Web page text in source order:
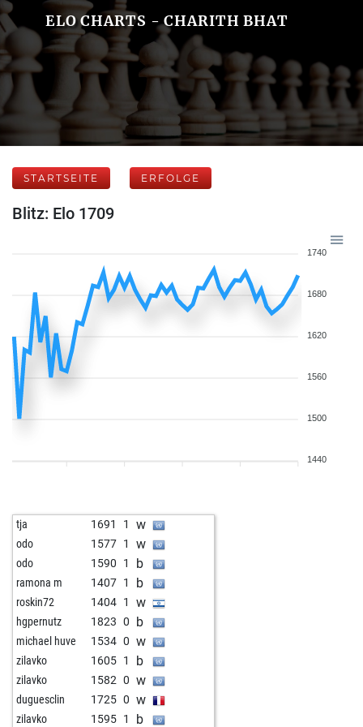
ELO CHARTS - CHARITH BHAT
STARTSEITE ERFOLGE
Blitz: Elo 1709
1740
1680
1620
1560
1500
1440
tja 1691 1 w
odo 1577 1 w
odo 1590 1 b
ramona m 1407 1 b
roskin72 1404 1 w
hgpernutz 1823 0 b
michael huve 1534 0 w
zilavko 1605 1 b
zilavko 1582 0 w
duguesclin 1725 0 w
zilavko 1595 1 b